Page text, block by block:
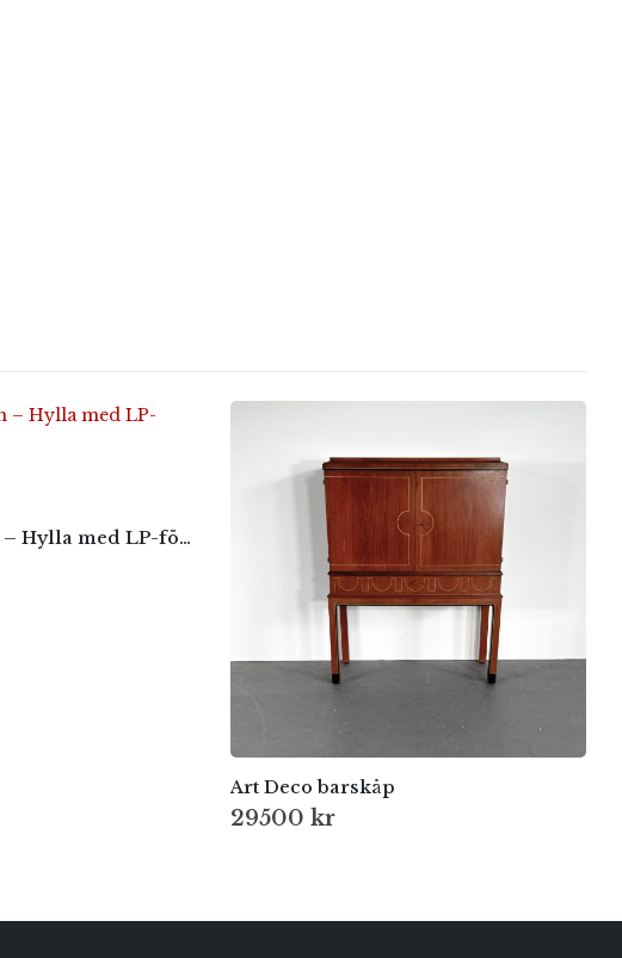
Börge Mogensen – Hylla med LP-förvaring
Art Deco barskåp
29500 kr